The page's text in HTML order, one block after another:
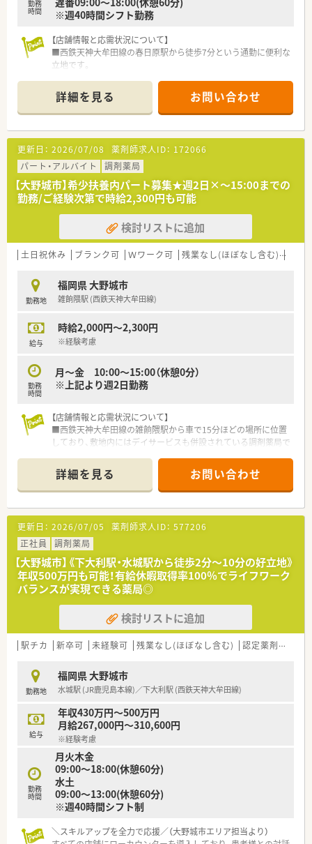
勤務
時間
※週40時間シフト勤務
【店舗情報と応需状況について】
■西鉄天神大牟田線の春日原駅から徒歩7分という通勤に便利な
立地です。
需しています。
■現在は常勤の薬剤師1名と調剤助手1名の少人数体制で運営し
ています。
【法人特徴について】
■地域に根差して90年以上の歴史を持ち安定した病院運営を行
っています。
■職員の働きやすさを追求しノー残業デーや休暇制度の充実を
進めています。
■業務効率化のために最新の全自動錠剤分包機や監査システム
を導入しました。
【こんな方にオススメ】
■残業が少なく休みの取りやすい環境でプライベートを大切に
■病院での勤務経験があり調剤や指導業務のスキルを更に磨き
たい方です。
■新しい設備の整った環境や新病院の立ち上げに関わることに
詳細を見る お問い合わせ
更新日： 2026/07/08 薬剤師求人ID： 172066
パート・アルバイト
調剤薬局
【大野城市】希少扶養内パート募集★週2日×～15:00までの
勤務/ご経験次第で時給2,300円も可能
検討リストに追加
土日祝休み ブランク可 Ｗワーク可 残業なし(ほぼなし含む)
勤務地
福岡県 大野城市
雑餉隈駅 (西鉄天神大牟田線)
給与
時給2,000円～2,300円
※経験考慮
勤務
時間
月～金 10:00～15:00（休憩0分）
※上記より週2日勤務
【店舗情報と応需状況について】
■西鉄天神大牟田線の雑餉隈駅から車で15分ほどの場所に位置
しており、敷地内にはデイサービスも併設されている調剤薬局で
■外来は1日20枚から30枚程度で内科がメインですが、施設在宅
や個人宅の応需があり地域の拠点となっています。
■人員体制は薬剤師が常勤2名とパート1名に加え、事務員が2名
在籍しており、常時薬剤師2名以上の手厚い配置で安心です。
【法人特徴について】
■福岡市近郊において3店舗の調剤薬局を安定経営している個人
法人であり、地域に密着した温かい医療サービスを提供していま
す。
■薬剤師資格を持つ社長自らが現場のサポートに入っており、経
営陣と現場の距離が近く、意見が通りやすい風通しの良さが魅力
です。
■社員の定着率が非常に高いことが自慢で、中には20年近く勤
務を続けている方もいるほど、腰を据えて働ける良好な環境で
す。
【募集背景と求める人物像について】
■現在就業中のパート薬剤師が勤務日数を減らすことになった
ための欠員補充であり、特に月曜や水曜に入れる方を急募してい
ます。
■社長が人柄を重視した採用を行っているため、周囲と協力しな
がらアットホームな雰囲気で働ける方を積極的に募集しており
ます。
■外来だけでなく在宅業務に対しても前向きに取り組める方や、
患者様とのコミュニケーションを大切にできる方を求めていま
す。
詳細を見る お問い合わせ
更新日： 2026/07/05 薬剤師求人ID： 577206
正社員
調剤薬局
【大野城市】《下大利駅・水城駅から徒歩2分～10分の好立地》
年収500万円も可能！有給休暇取得率100％でライフワーク
バランスが実現できる薬局◎
検討リストに追加
駅チカ 新卒可 未経験可 残業なし(ほぼなし含む) 認定薬剤師取得支援あり
勤務地
福岡県 大野城市
水城駅 (JR鹿児島本線)／下大利駅 (西鉄天神大牟田線)
給与
年収430万円～500万円
月給267,000円～310,600円
※経験考慮
勤務
時間
月火木金
09:00～18:00(休憩60分)
水土
09:00～13:00(休憩60分)
※週40時間シフト制
＼スキルアップを全力で応援／（大野城市エリア担当より）